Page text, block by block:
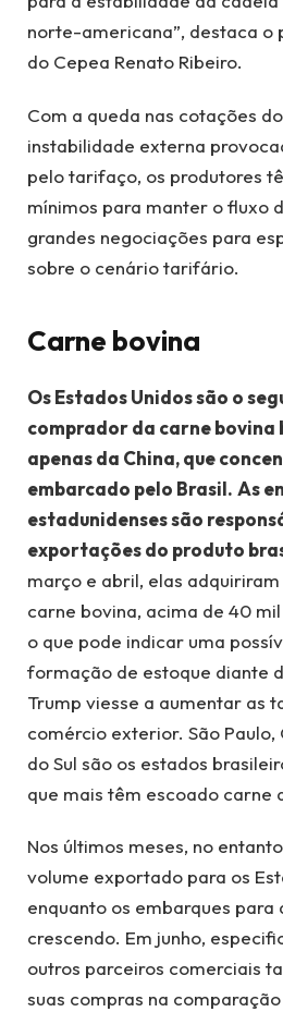
norte-americana”, destaca o
do Cepea Renato Ribeiro.
Com a queda nas cotações
instabilidade externa
pelo tarifaço, os produtores
mínimos para manter o fluxo
grandes negociações para
sobre o cenário tarifário.
Carne bovina
Os Estados Unidos são o
comprador da carne
apenas da China, que
embarcado pelo Brasil. As
estadunidenses são
exportações do produto
março e abril, elas
carne bovina, acima de 40
o que pode indicar uma
formação de estoque diante
Trump viesse a aumentar as
comércio exterior. São Paulo,
do Sul são os estados
que mais têm escoado carne
Nos últimos meses, no
volume exportado para os
enquanto os embarques para
crescendo. Em junho,
outros parceiros comerciais
suas compras na